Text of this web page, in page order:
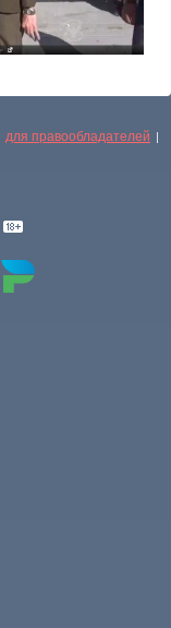
для правообладателей |